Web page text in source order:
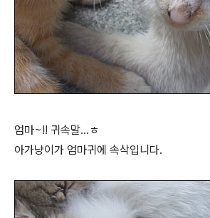
엄마~!! 귀속말...ㅎ
아가냥이가 엄마귀에 속삭입니다.